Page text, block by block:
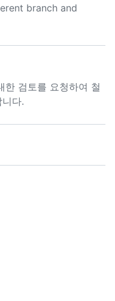
branch and
한 검토를 요청하여 철
다.